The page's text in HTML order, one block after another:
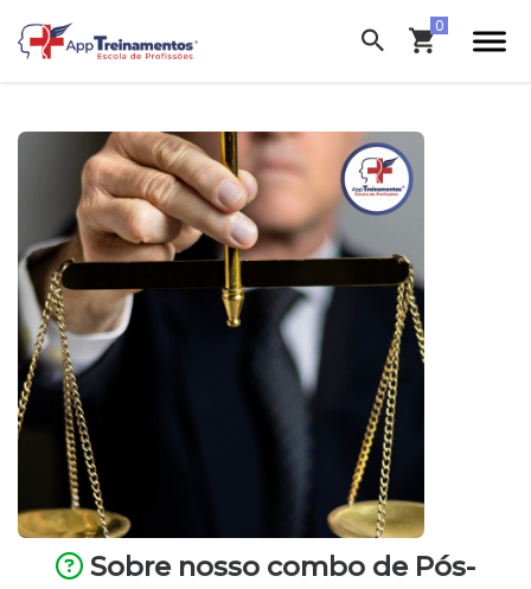
Sobre nosso combo de Pós-